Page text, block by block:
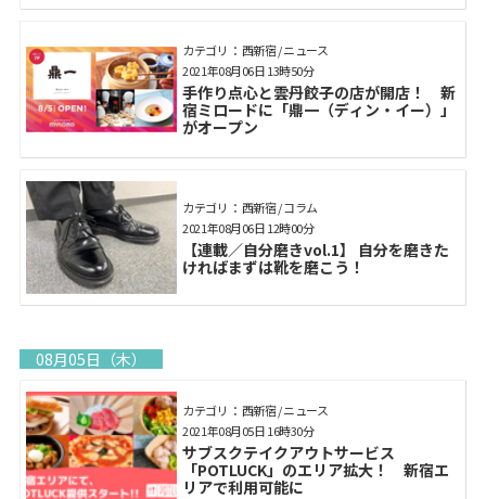
カテゴリ： 西新宿 / ニュース
手作り点心と雲丹餃子の店が開店！ 新
宿ミロードに「鼎一（ディン・イー）」
がオープン
2021年08月06日 13時50分
カテゴリ： 西新宿 / コラム
【連載／自分磨きvol.1】 自分を磨きた
ければまずは靴を磨こう！
2021年08月06日 12時00分
08月05日（木）
カテゴリ： 西新宿 / ニュース
サブスクテイクアウトサービス
「POTLUCK」のエリア拡大！ 新宿エ
リアで利用可能に
2021年08月05日 16時30分